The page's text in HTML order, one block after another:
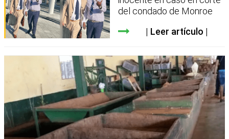
del condado de Monroe
Leer artículo